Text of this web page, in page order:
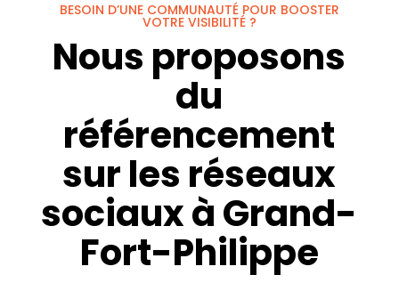
BESOIN D’UNE COMMUNAUTÉ POUR BOOSTER
VOTRE VISIBILITÉ ?
Nous proposons
du
référencement
sur les réseaux
sociaux à Grand-
Fort-Philippe